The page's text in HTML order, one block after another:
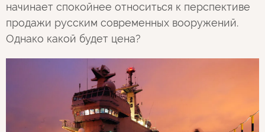
начинает спокойнее относиться к перспективе
продажи русским современных вооружений.
Однако какой будет цена?